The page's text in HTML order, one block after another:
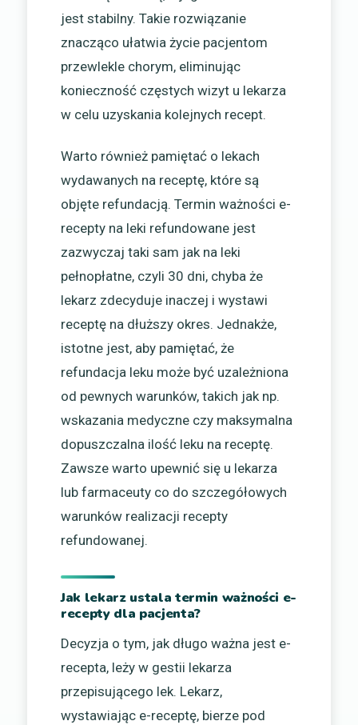
jest stabilny. Takie rozwiązanie
znacząco ułatwia życie pacjentom
przewlekle chorym, eliminując
konieczność częstych wizyt u lekarza
w celu uzyskania kolejnych recept.
Warto również pamiętać o lekach
wydawanych na receptę, które są
objęte refundacją. Termin ważności e-
recepty na leki refundowane jest
zazwyczaj taki sam jak na leki
pełnopłatne, czyli 30 dni, chyba że
lekarz zdecyduje inaczej i wystawi
receptę na dłuższy okres. Jednakże,
istotne jest, aby pamiętać, że
refundacja leku może być uzależniona
od pewnych warunków, takich jak np.
wskazania medyczne czy maksymalna
dopuszczalna ilość leku na receptę.
Zawsze warto upewnić się u lekarza
lub farmaceuty co do szczegółowych
warunków realizacji recepty
refundowanej.
Jak lekarz ustala termin ważności e-
recepty dla pacjenta?
Decyzja o tym, jak długo ważna jest e-
recepta, leży w gestii lekarza
przepisującego lek. Lekarz,
wystawiając e-receptę, bierze pod